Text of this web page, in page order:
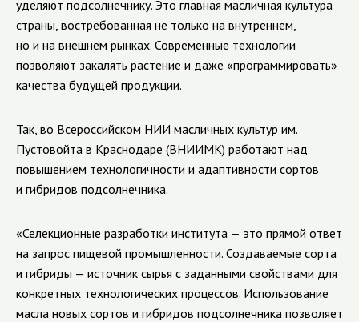
уделяют подсолнечнику. Это главная масличная культура
страны, востребованная не только на внутреннем,
но и на внешнем рынках. Современные технологии
позволяют закалять растение и даже «программировать»
качества будущей продукции.
Так, во Всероссийском НИИ масличных культур им.
Пустовойта в Краснодаре (ВНИИМК) работают над
повышением технологичности и адаптивности сортов
и гибридов подсолнечника.
«Селекционные разработки института — это прямой ответ
на запрос пищевой промышленности. Создаваемые сорта
и гибриды — источник сырья с заданными свойствами для
конкретных технологических процессов. Использование
масла новых сортов и гибридов подсолнечника позволяет